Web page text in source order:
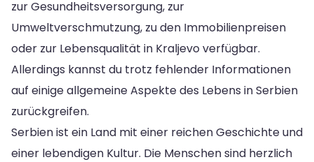
zur Gesundheitsversorgung, zur
Umweltverschmutzung, zu den Immobilienpreisen
oder zur Lebensqualität in Kraljevo verfügbar.
Allerdings kannst du trotz fehlender Informationen
auf einige allgemeine Aspekte des Lebens in Serbien
zurückgreifen.
Serbien ist ein Land mit einer reichen Geschichte und
einer lebendigen Kultur. Die Menschen sind herzlich